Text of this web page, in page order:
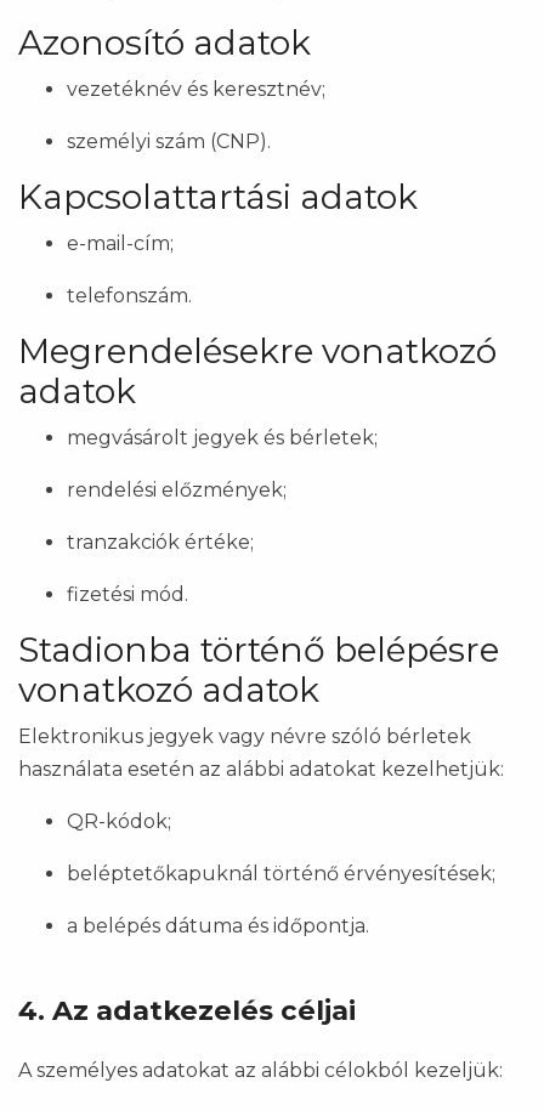
Azonosító adatok
vezetéknév és keresztnév;
személyi szám (CNP).
Kapcsolattartási adatok
e-mail-cím;
telefonszám.
Megrendelésekre vonatkozó
adatok
megvásárolt jegyek és bérletek;
rendelési előzmények;
tranzakciók értéke;
fizetési mód.
Stadionba történő belépésre
vonatkozó adatok
Elektronikus jegyek vagy névre szóló bérletek
használata esetén az alábbi adatokat kezelhetjük:
QR-kódok;
beléptetőkapuknál történő érvényesítések;
a belépés dátuma és időpontja.
4. Az adatkezelés céljai
A személyes adatokat az alábbi célokból kezeljük: